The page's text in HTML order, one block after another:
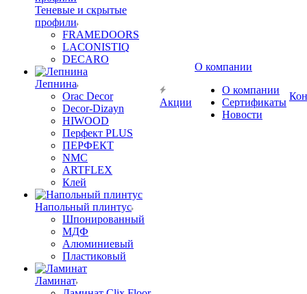
Теневые и скрытые
профили
FRAMEDOORS
LACONISTIQ
DECARO
Лепнина
Orac Decor
Decor-Dizayn
HIWOOD
Перфект PLUS
ПЕРФЕКТ
NMC
ARTFLEX
Клей
Напольный плинтус
Шпонированный
МДФ
Алюминиевый
Пластиковый
Ламинат
Акции
О компании
О компании
Сертификаты
Новости